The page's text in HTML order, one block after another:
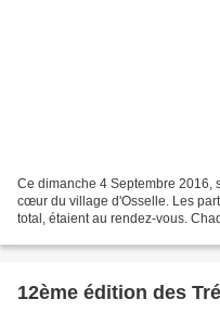
Ce dimanche 4 Septembre 2016,
cœur du village d'Osselle. Les
total, étaient au rendez-vous.
12ème édition des